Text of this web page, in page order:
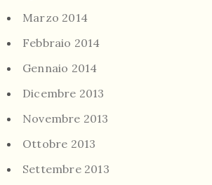
Marzo 2014
Febbraio 2014
Gennaio 2014
Dicembre 2013
Novembre 2013
Ottobre 2013
Settembre 2013